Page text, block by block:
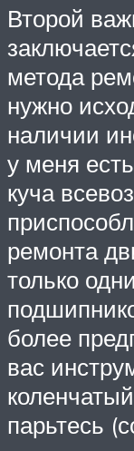
Второй
метода
нужно
наличии
у меня
куча
ремонта
только
более
вас
парьтесь